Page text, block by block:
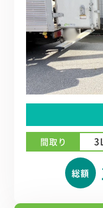
間取り
総額